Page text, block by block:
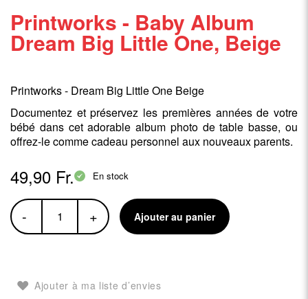
Printworks - Baby Album
Dream Big Little One, Beige
Printworks - Dream Big Little One Beige
Documentez et préservez les premières années de votre
bébé dans cet adorable album photo de table basse, ou
offrez-le comme cadeau personnel aux nouveaux parents.
49,90 Fr. En stock
- + Ajouter au panier
Ajouter à ma liste d’envies